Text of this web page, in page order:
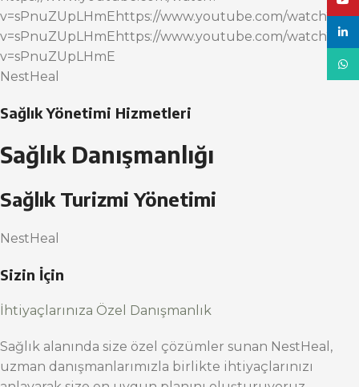
v=sPnuZUpLHmEhttps://www.youtube.com/watch?
v=sPnuZUpLHmEhttps://www.youtube.com/watch?
v=sPnuZUpLHmE
NestHeal
Sağlık Yönetimi Hizmetleri
Sağlık Danışmanlığı
Sağlık Turizmi Yönetimi
NestHeal
Sizin İçin
İhtiyaçlarınıza Özel Danışmanlık
Sağlık alanında size özel çözümler sunan NestHeal,
uzman danışmanlarımızla birlikte ihtiyaçlarınızı